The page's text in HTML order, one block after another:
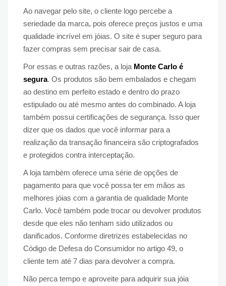
Ao navegar pelo site, o cliente logo percebe a
seriedade da marca, pois oferece preços justos e uma
qualidade incrível em jóias. O site é super seguro para
fazer compras sem precisar sair de casa.
Por essas e outras razões, a loja Monte Carlo é
segura. Os produtos são bem embalados e chegam
ao destino em perfeito estado e dentro do prazo
estipulado ou até mesmo antes do combinado. A loja
também possui certificações de segurança. Isso quer
dizer que os dados que você informar para a
realização da transação financeira são criptografados
e protegidos contra interceptação.
A loja também oferece uma série de opções de
pagamento para que você possa ter em mãos as
melhores jóias com a garantia de qualidade Monte
Carlo. Você também pode trocar ou devolver produtos
desde que eles não tenham sido utilizados ou
danificados. Conforme diretrizes estabelecidas no
Código de Defesa do Consumidor no artigo 49, o
cliente tem até 7 dias para devolver a compra.
Não perca tempo e aproveite para adquirir sua jóia